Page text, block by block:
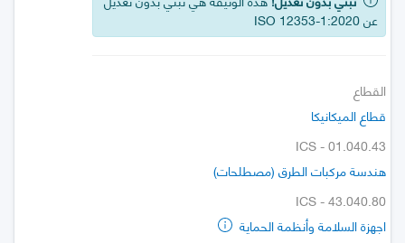
عن ISO 12353-1:2020
القطاع
قطاع الميكانيكا
ICS - 01.040.43
هندسة مركبات الطرق (مصطلحات)
ICS - 43.040.80
اجهزة السلامة وأنظمة الحماية